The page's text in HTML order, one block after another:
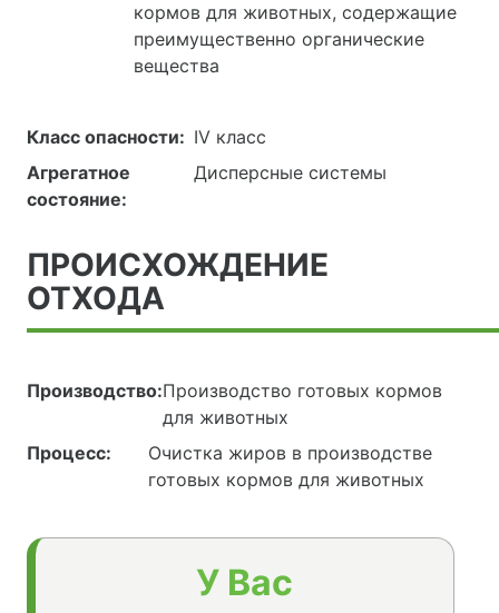
кормов для животных, содержащие
преимущественно органические
вещества
Класс опасности: IV класс
Агрегатное
состояние:
Дисперсные системы
ПРОИСХОЖДЕНИЕ
ОТХОДА
Производство:Производство готовых кормов
для животных
Процесс:
Очистка жиров в производстве
готовых кормов для животных
У Вас